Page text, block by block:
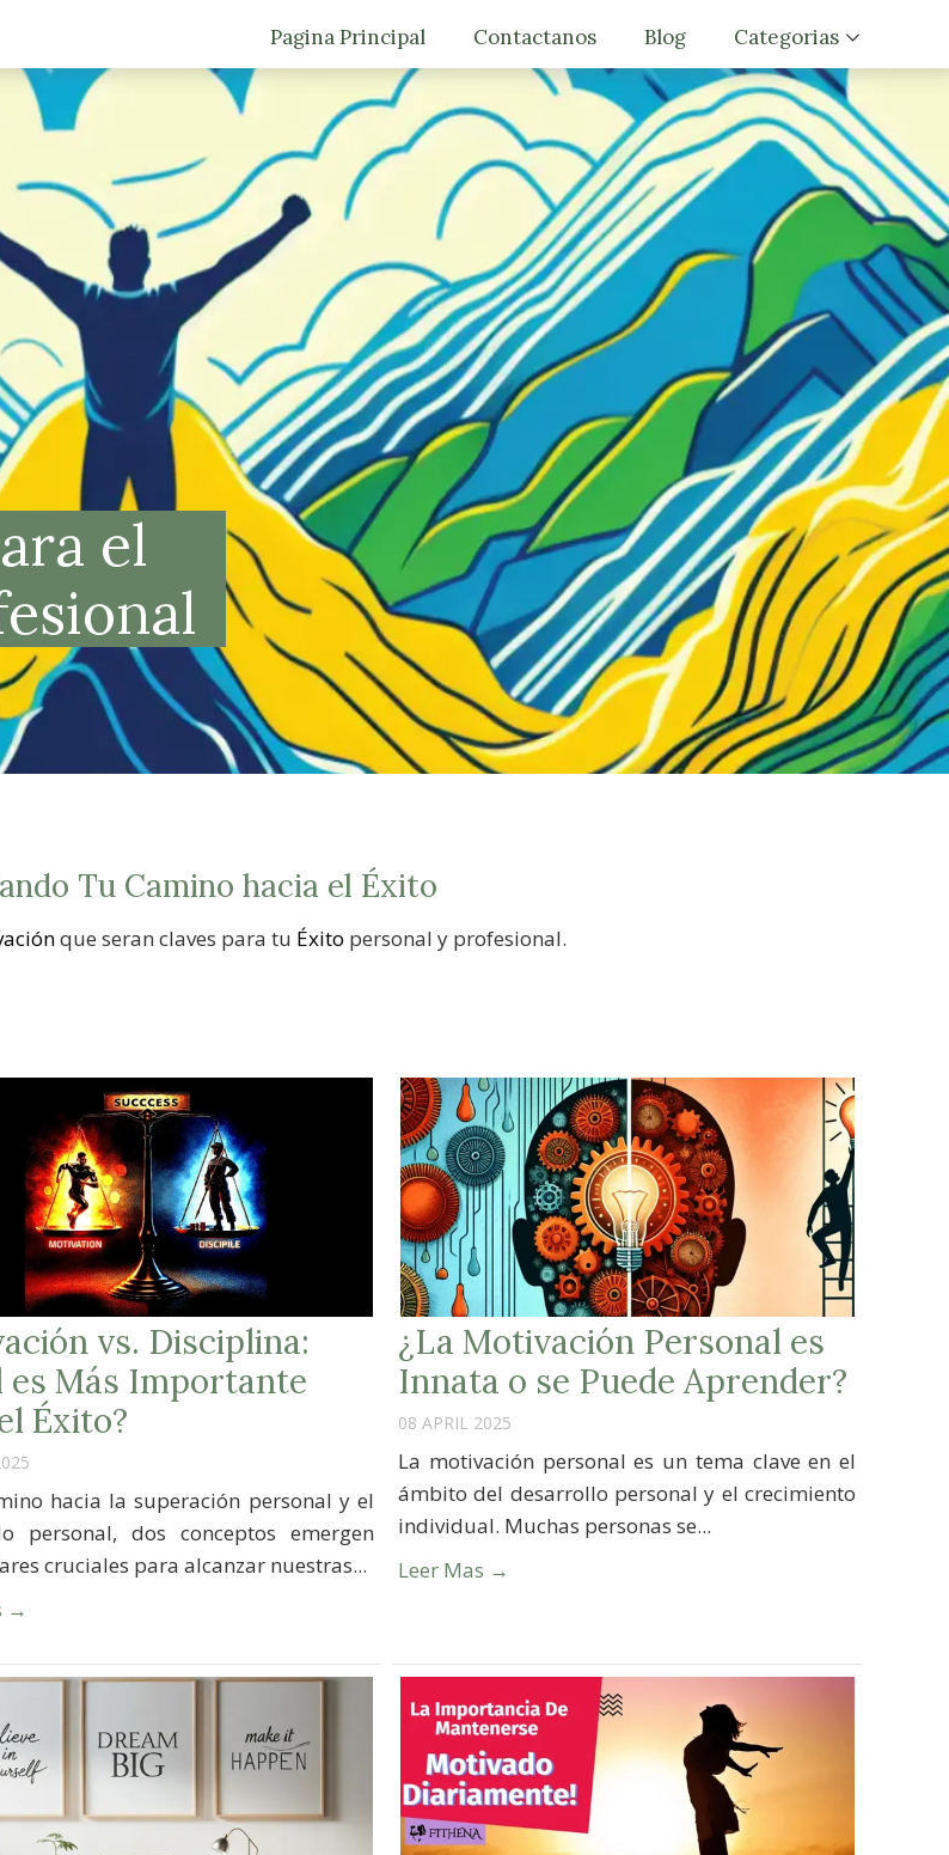
Tu Camino hacia el Éxito
que seran claves para tu Éxito personal y profesional.
Pagina Principal Contactanos Blog Categorias
Motivacion
Trucos y Consejos
Desarrollo personal
Estilo De Vida
el
vs. Disciplina:
es Más Importante
Éxito?
hacia la superación personal y el
personal, dos conceptos emergen
cruciales para alcanzar nuestras...
→
¿La Motivación Personal es
Innata o se Puede Aprender?
08 APRIL 2025
La motivación personal es un tema clave en el
ámbito del desarrollo personal y el crecimiento
individual. Muchas personas se...
Leer Mas →